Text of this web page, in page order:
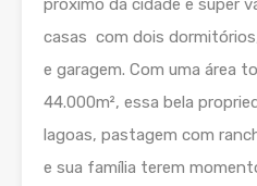
próximo da cidade e super
casas com dois
e garagem. Com uma área
44.000m², essa bela
lagoas, pastagem com
e sua família terem